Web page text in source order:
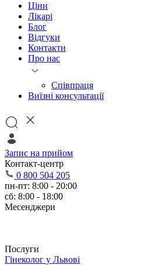
Ціни
Лікарі
Блог
Відгуки
Контакти
Про нас
Співпраця
Виїзні консультації
Запис на прийом
Контакт-центр
0 800 504 205
пн-пт: 8:00 - 20:00
сб: 8:00 - 18:00
Месенджери
Послуги
Гінеколог у Львові